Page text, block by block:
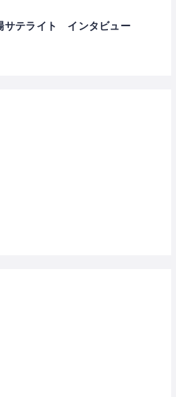
サテライト インタビュー